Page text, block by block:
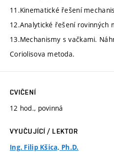
11.Kinematické řešení
12.Analytické řešení rovinných
13.Mechanismy s vačkami.
Coriolisova metoda.
CVIČENÍ
12 hod., povinná
VYUČUJÍCÍ / LEKTOR
Ing. Filip Kšica, Ph.D.